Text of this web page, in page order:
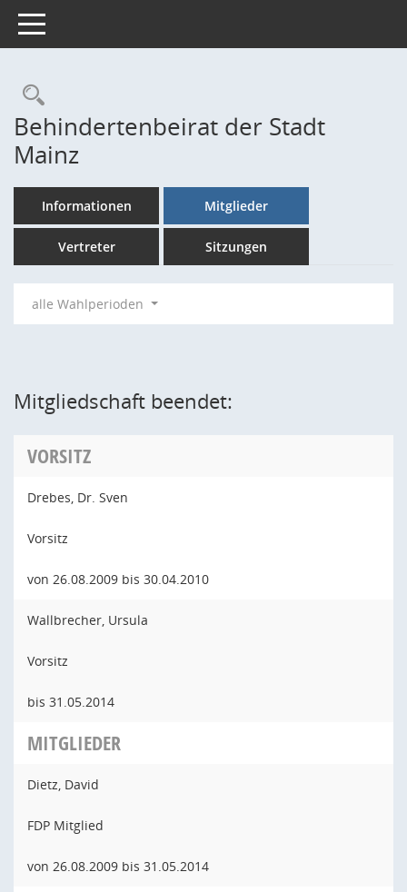
Toggle navigation
Rechercheauswahl
Behindertenbeirat der Stadt
Mainz
Informationen Mitglieder
Vertreter Sitzungen
alle Wahlperioden
Mitgliedschaft beendet:
VORSITZ
Drebes, Dr. Sven
Vorsitz
von 26.08.2009 bis 30.04.2010
Wallbrecher, Ursula
Vorsitz
bis 31.05.2014
MITGLIEDER
Dietz, David
FDP Mitglied
von 26.08.2009 bis 31.05.2014